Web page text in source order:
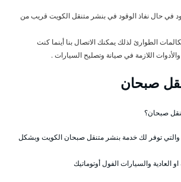
في حال نفاذ الوقود في بنشر متنقل الكويت قريب من
الطوارئ لذلك يمكنك الاتصال بنا أينما كنت
اللازمة في صيانة وتصليح السيارات .
صبحان
صبحان؟
والتي توفر لك خدمة بنشر متنقل صبحان الكويت وبشكل
العادية والسيارات الفول أوتوماتيك